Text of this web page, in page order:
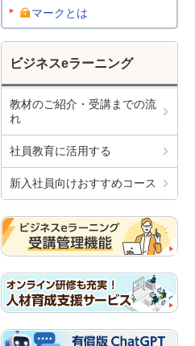
マークとは
ビジネスeラーニング
教材のご紹介・受講までの流
れ
社員教育に活用する
新入社員向けおすすめコース